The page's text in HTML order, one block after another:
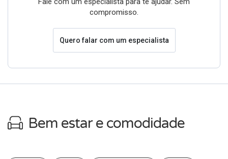
compromisso.
Quero falar com um especialista
Bem estar e comodidade